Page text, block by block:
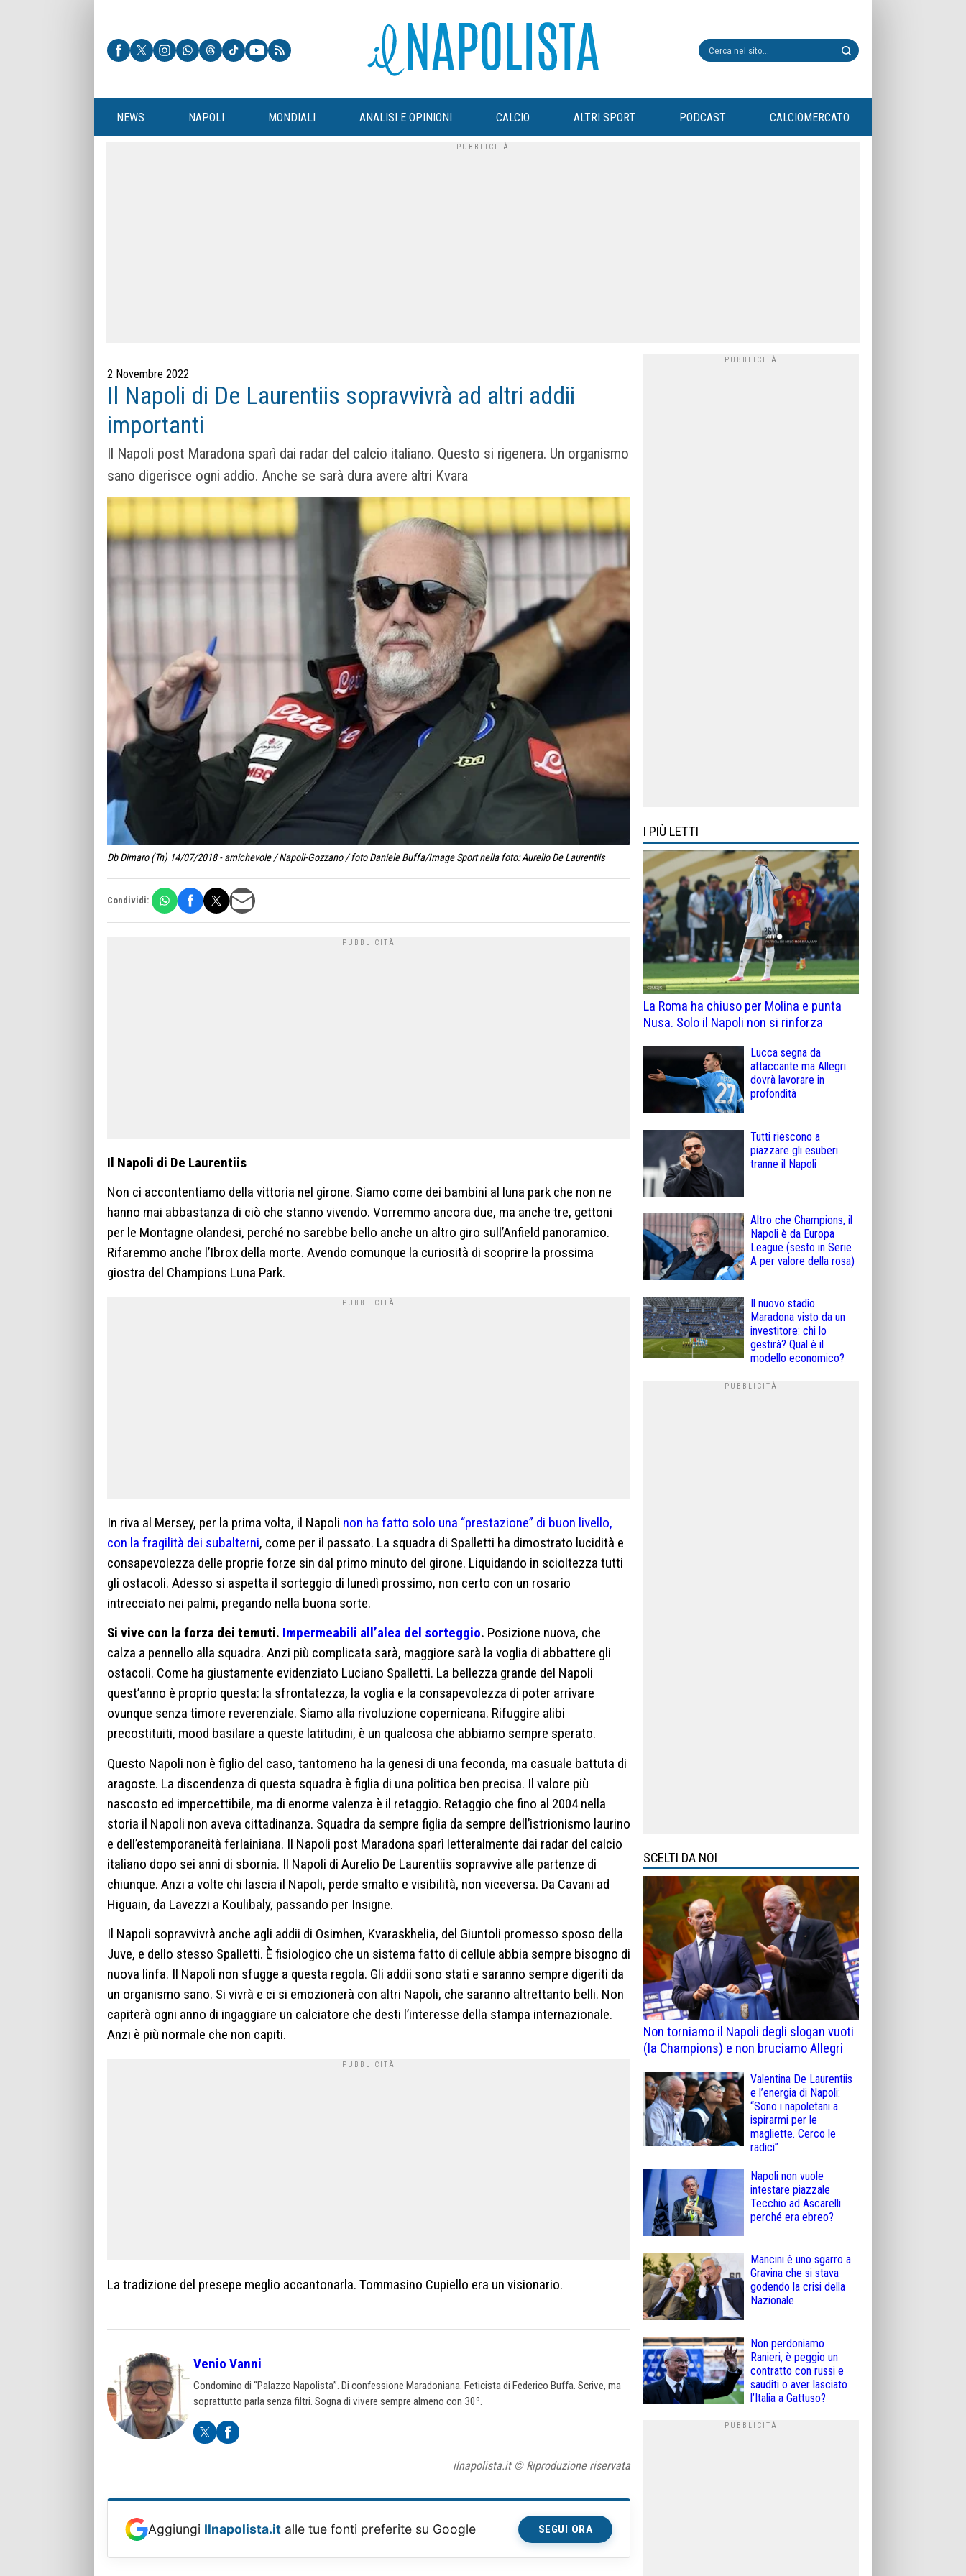
NEWS NAPOLI MONDIALI ANALISI E OPINIONI CALCIO ALTRI SPORT PODCAST CALCIOMERCATO
2 Novembre 2022
Il Napoli di De Laurentiis sopravvivrà ad altri addii
importanti
Il Napoli post Maradona sparì dai radar del calcio italiano. Questo si rigenera. Un organismo
sano digerisce ogni addio. Anche se sarà dura avere altri Kvara
Db Dimaro (Tn) 14/07/2018 - amichevole / Napoli-Gozzano / foto Daniele Buffa/Image Sport nella foto: Aurelio De Laurentiis
Condividi:
Il Napoli di De Laurentiis
Non ci accontentiamo della vittoria nel girone. Siamo come dei bambini al luna park che non ne
hanno mai abbastanza di ciò che stanno vivendo. Vorremmo ancora due, ma anche tre, gettoni
per le Montagne olandesi, perché no sarebbe bello anche un altro giro sull’Anfield panoramico.
Rifaremmo anche l’Ibrox della morte. Avendo comunque la curiosità di scoprire la prossima
giostra del Champions Luna Park.
In riva al Mersey, per la prima volta, il Napoli non ha fatto solo una “prestazione” di buon livello,
con la fragilità dei subalterni, come per il passato. La squadra di Spalletti ha dimostrato lucidità e
consapevolezza delle proprie forze sin dal primo minuto del girone. Liquidando in scioltezza tutti
gli ostacoli. Adesso si aspetta il sorteggio di lunedì prossimo, non certo con un rosario
intrecciato nei palmi, pregando nella buona sorte.
Si vive con la forza dei temuti. Impermeabili all’alea del sorteggio. Posizione nuova, che
calza a pennello alla squadra. Anzi più complicata sarà, maggiore sarà la voglia di abbattere gli
ostacoli. Come ha giustamente evidenziato Luciano Spalletti. La bellezza grande del Napoli
quest’anno è proprio questa: la sfrontatezza, la voglia e la consapevolezza di poter arrivare
ovunque senza timore reverenziale. Siamo alla rivoluzione copernicana. Rifuggire alibi
precostituiti, mood basilare a queste latitudini, è un qualcosa che abbiamo sempre sperato.
Questo Napoli non è figlio del caso, tantomeno ha la genesi di una feconda, ma casuale battuta di
aragoste. La discendenza di questa squadra è figlia di una politica ben precisa. Il valore più
nascosto ed impercettibile, ma di enorme valenza è il retaggio. Retaggio che fino al 2004 nella
storia il Napoli non aveva cittadinanza. Squadra da sempre figlia da sempre dell’istrionismo laurino
e dell’estemporaneità ferlainiana. Il Napoli post Maradona sparì letteralmente dai radar del calcio
italiano dopo sei anni di sbornia. Il Napoli di Aurelio De Laurentiis sopravvive alle partenze di
chiunque. Anzi a volte chi lascia il Napoli, perde smalto e visibilità, non viceversa. Da Cavani ad
Higuain, da Lavezzi a Koulibaly, passando per Insigne.
Il Napoli sopravvivrà anche agli addii di Osimhen, Kvaraskhelia, del Giuntoli promesso sposo della
Juve, e dello stesso Spalletti. È fisiologico che un sistema fatto di cellule abbia sempre bisogno di
nuova linfa. Il Napoli non sfugge a questa regola. Gli addii sono stati e saranno sempre digeriti da
un organismo sano. Si vivrà e ci si emozionerà con altri Napoli, che saranno altrettanto belli. Non
capiterà ogni anno di ingaggiare un calciatore che desti l’interesse della stampa internazionale.
Anzi è più normale che non capiti.
La tradizione del presepe meglio accantonarla. Tommasino Cupiello era un visionario.
Venio Vanni
Condomino di “Palazzo Napolista”. Di confessione Maradoniana. Feticista di Federico Buffa. Scrive, ma
soprattutto parla senza filtri. Sogna di vivere sempre almeno con 30º.
ilnapolista.it © Riproduzione riservata
Aggiungi Ilnapolista.it alle tue fonti preferite su Google SEGUI ORA
I PIÙ LETTI
La Roma ha chiuso per Molina e punta
Nusa. Solo il Napoli non si rinforza
Lucca segna da
attaccante ma Allegri
dovrà lavorare in
profondità
Tutti riescono a
piazzare gli esuberi
tranne il Napoli
Altro che Champions, il
Napoli è da Europa
League (sesto in Serie
A per valore della rosa)
Il nuovo stadio
Maradona visto da un
investitore: chi lo
gestirà? Qual è il
modello economico?
SCELTI DA NOI
Non torniamo il Napoli degli slogan vuoti
(la Champions) e non bruciamo Allegri
Valentina De Laurentiis
e l’energia di Napoli:
“Sono i napoletani a
ispirarmi per le
magliette. Cerco le
radici”
Napoli non vuole
intestare piazzale
Tecchio ad Ascarelli
perché era ebreo?
Mancini è uno sgarro a
Gravina che si stava
godendo la crisi della
Nazionale
Non perdoniamo
Ranieri, è peggio un
contratto con russi e
sauditi o aver lasciato
l’Italia a Gattuso?